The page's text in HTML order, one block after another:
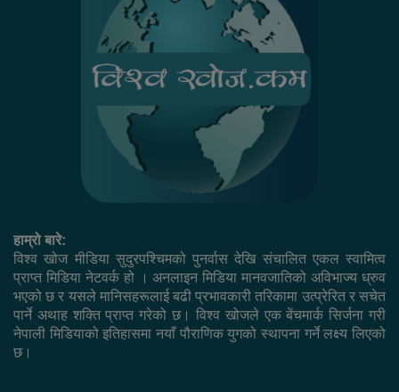
हाम्रो बारे:
विश्व खोज मीडिया सुदुरपश्चिमको पुनर्वास देखि संचालित एकल स्वामित्व
प्राप्त मिडिया नेटवर्क हो । अनलाइन मिडिया मानवजातिको अविभाज्य ध्रुव
भएको छ र यसले मानिसहरूलाई बढी प्रभावकारी तरिकामा उत्प्रेरित र सचेत
पार्ने अथाह शक्ति प्राप्त गरेको छ। विश्व खोजले एक बेंचमार्क सिर्जना गरी
नेपाली मिडियाको इतिहासमा नयाँ पौराणिक युगको स्थापना गर्ने लक्ष्य लिएको
छ।